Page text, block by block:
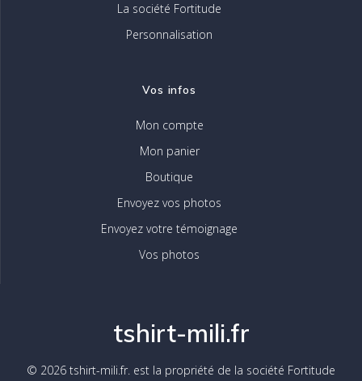
La société Fortitude
Personnalisation
Vos infos
Mon compte
Mon panier
Boutique
Envoyez vos photos
Envoyez votre témoignage
Vos photos
tshirt-mili.fr
© 2026 tshirt-mili.fr. est la propriété de la société Fortitude